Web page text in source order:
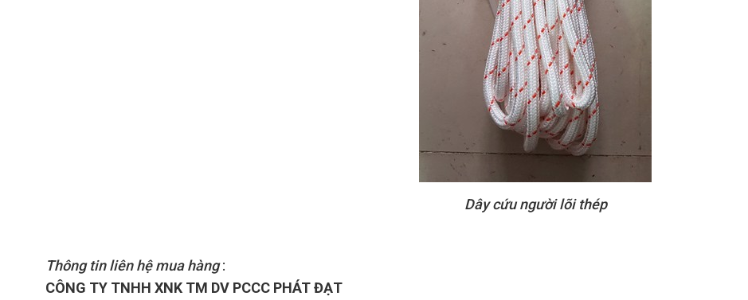
Dây cứu người lõi thép
Thông tin liên hệ mua hàng:
CÔNG TY TNHH XNK TM DV PCCC PHÁT ĐẠT